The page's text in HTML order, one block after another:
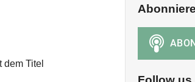
dem Titel